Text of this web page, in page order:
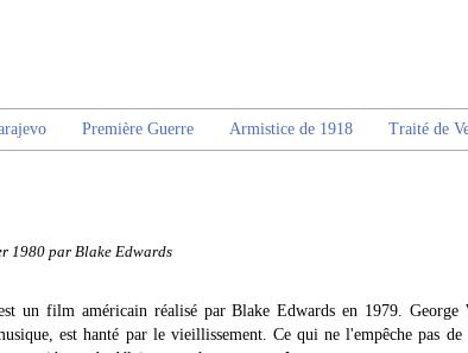
Première Guerre Armistice de 1918 Traité de
1980 par Blake Edwards
un film américain réalisé par Blake Edwards en 1979. George
est hanté par le vieillissement. Ce qui ne l'empêche pas